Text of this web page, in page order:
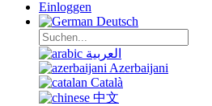
Einloggen
Deutsch
العربية
Azerbaijani
Català
中文